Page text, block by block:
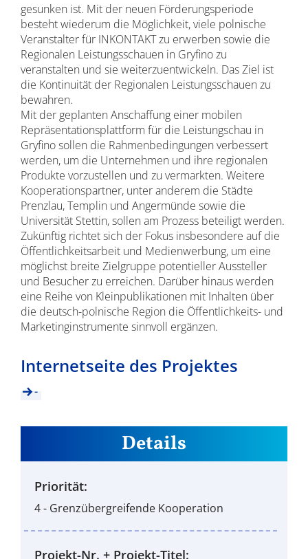
gesunken ist. Mit der neuen Förderungsperiode
besteht wiederum die Möglichkeit, viele polnische
Veranstalter für INKONTAKT zu erwerben sowie die
Regionalen Leistungsschauen in Gryfino zu
veranstalten und sie weiterzuentwickeln. Das Ziel ist
die Kontinuität der Regionalen Leistungsschauen zu
bewahren.
Mit der geplanten Anschaffung einer mobilen
Repräsentationsplattform für die Leistungschau in
Gryfino sollen die Rahmenbedingungen verbessert
werden, um die Unternehmen und ihre regionalen
Produkte vorzustellen und zu vermarkten. Weitere
Kooperationspartner, unter anderem die Städte
Prenzlau, Templin und Angermünde sowie die
Universität Stettin, sollen am Prozess beteiligt werden.
Zukünftig richtet sich der Fokus insbesondere auf die
Öffentlichkeitsarbeit und Medienwerbung, um eine
möglichst breite Zielgruppe potentieller Aussteller
und Besucher zu erreichen. Darüber hinaus werden
eine Reihe von Kleinpublikationen mit Inhalten über
die deutsch-polnische Region die Öffentlichkeits- und
Marketinginstrumente sinnvoll ergänzen.
Internetseite des Projektes
-
Details
Priorität:
4 - Grenzübergreifende Kooperation
Projekt-Nr. + Projekt-Titel: